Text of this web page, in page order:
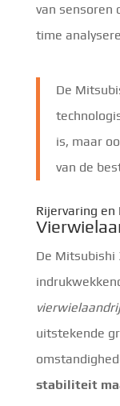
van sensoren
time
De
is, maar
van de
Rijervaring en
De Mitsubishi
uitstekende
stabiliteit